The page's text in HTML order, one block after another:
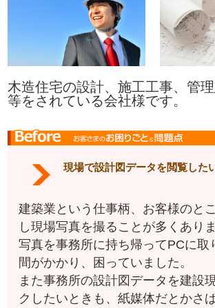
木造住宅の設計、施工工事、管
等をされている会社様です。
現場で設計図データを閲覧した
建築業という仕事柄、お客様のと
し現場写真を撮ることが多くあり
写真を事務所に持ち帰ってPCに取
間がかかり、困っていました。
また事務所の設計図データを建設
クしたいときも、紙媒体だとかさ